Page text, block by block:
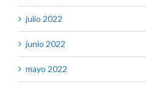
julio 2022
junio 2022
mayo 2022